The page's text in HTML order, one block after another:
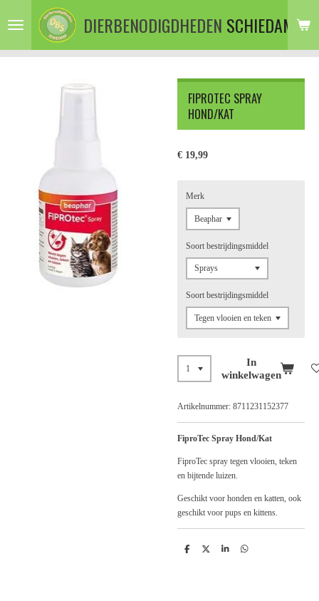
direct
de
DIERBENODIGDHEDEN SCHIEDAM
FIPROTEC SPRAY
HOND/KAT
€ 19,99
Merk
Soort bestrijdingsmiddel
Soort bestrijdingsmiddel
In
winkelwagen
Artikelnummer: 8711231152377
FiproTec Spray Hond/Kat
FiproTec spray tegen vlooien, teken
en bijtende luizen.
Geschikt voor honden en katten, ook
geschikt voor pups en kittens.
D
D
S
D